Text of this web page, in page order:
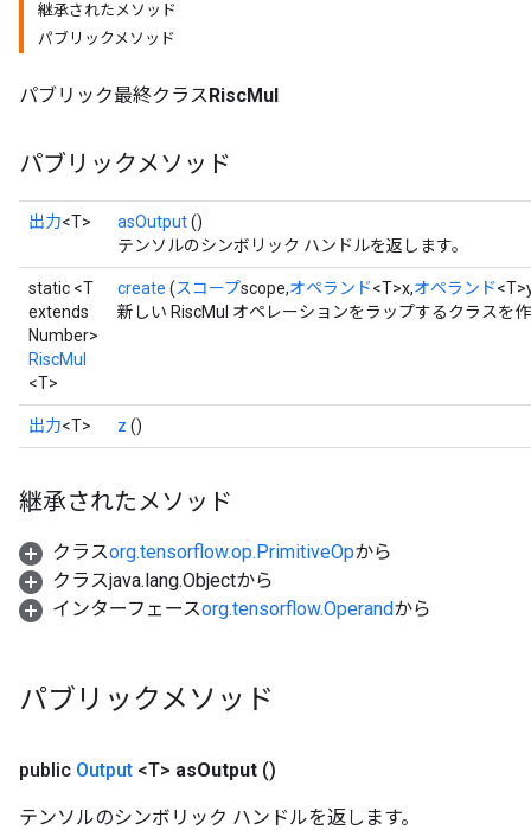
継承されたメソッド
パブリックメソッド
パブリック最終クラスRiscMul
パブリックメソッド
出力<T> asOutput()
テンソルのシンボリック ハンドルを返します。
static <T
extends
Number>
RiscMul
<T>
create (スコープscope,オペランド<T>x,オペランド
新しい RiscMul オペレーションをラップするクラスを
出力<T> z ()
継承されたメソッド
クラスorg.tensorflow.op.PrimitiveOpから
クラスjava.lang.Objectから
インターフェースorg.tensorflow.Operandから
パブリックメソッド
public Output <T> asOutput ()
テンソルのシンボリック ハンドルを返します。